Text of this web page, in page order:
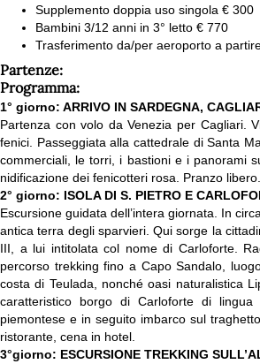
Supplemento doppia uso singola € 300
Bambini 3/12 anni in 3° letto € 770
Trasferimento da/per aeroporto a
Partenze:
Programma:
1° giorno: ARRIVO IN SARDEGNA,
Partenza con volo da Venezia per Cagliari.
fenici. Passeggiata alla cattedrale di Santa
commerciali, le torri, i bastioni e i panorami
nidificazione dei fenicotteri rosa. Pranzo
2° giorno: ISOLA DI S. PIETRO E
Escursione guidata dell’intera giornata. In
antica terra degli sparvieri. Qui sorge la
III, a lui intitolata col nome di Carloforte.
percorso trekking fino a Capo Sandalo,
costa di Teulada, nonché oasi naturalistica
caratteristico borgo di Carloforte di lingua
piemontese e in seguito imbarco sul
ristorante, cena in hotel.
3°giorno: ESCURSIONE TREKKING